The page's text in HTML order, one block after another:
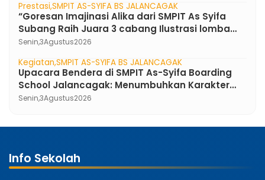
Prestasi SMPIT AS-SYIFA BS JALANCAGAK
“Goresan Imajinasi Alika dari SMPIT As Syifa
Subang Raih Juara 3 cabang Ilustrasi lomba
FLS3N Jawa Barat 2026”
Senin,3Agustus2026
Kegiatan SMPIT AS-SYIFA BS JALANCAGAK
Upacara Bendera di SMPIT As-Syifa Boarding
School Jalancagak: Menumbuhkan Karakter
Pemimpin Berakhlak Mulia
Senin,3Agustus2026
Info Sekolah